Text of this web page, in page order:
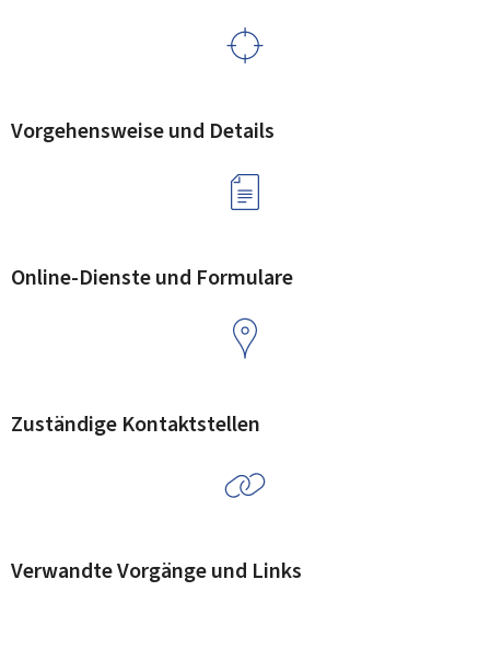
Vorgehensweise und Details
Online-Dienste und Formulare
Zuständige Kontaktstellen
Verwandte Vorgänge und Links